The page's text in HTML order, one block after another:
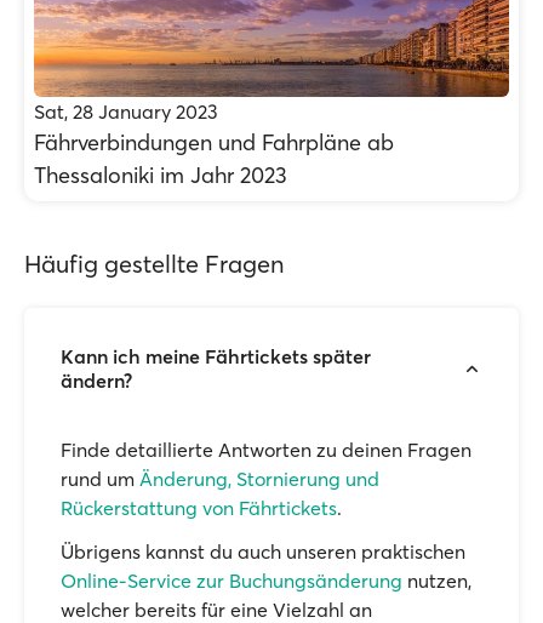
Sat, 28 January 2023
Fährverbindungen und Fahrpläne ab
Thessaloniki im Jahr 2023
Häufig gestellte Fragen
Kann ich meine Fährtickets später
ändern?
Finde detaillierte Antworten zu deinen Fragen
rund um Änderung, Stornierung und
Rückerstattung von Fährtickets.
Übrigens kannst du auch unseren praktischen
Online-Service zur Buchungsänderung nutzen,
welcher bereits für eine Vielzahl an